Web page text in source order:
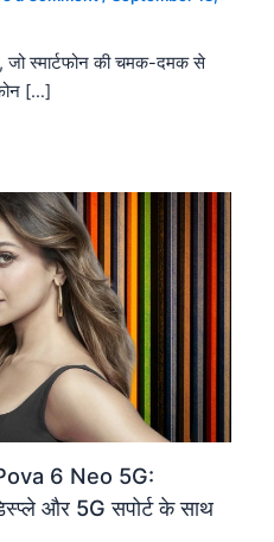
स्मार्टफोन की चमक-दमक से
[…]
6 Neo 5G:
और 5G सपोर्ट के साथ